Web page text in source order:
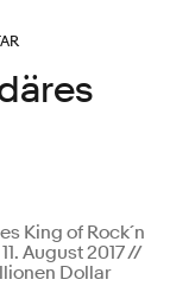
King of Rock´n
August 2017 //
Dollar